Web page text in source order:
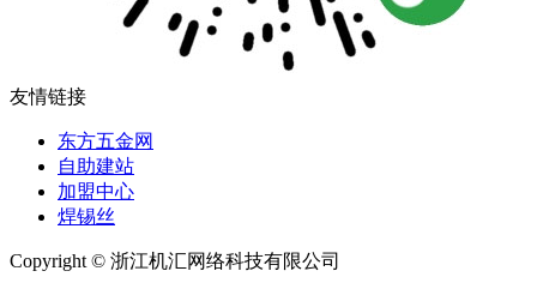
友情链接
东方五金网
自助建站
加盟中心
焊锡丝
Copyright © 浙江机汇网络科技有限公司